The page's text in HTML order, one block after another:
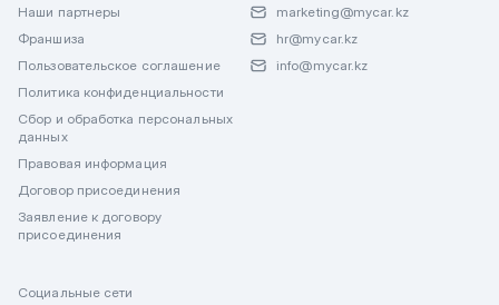
Наши партнеры
Франшиза
Пользовательское соглашение
Политика конфиденциальности
Сбор и обработка персональных
данных
Правовая информация
Договор присоединения
Заявление к договору
присоединения
marketing@mycar.kz
hr@mycar.kz
info@mycar.kz
Социальные сети